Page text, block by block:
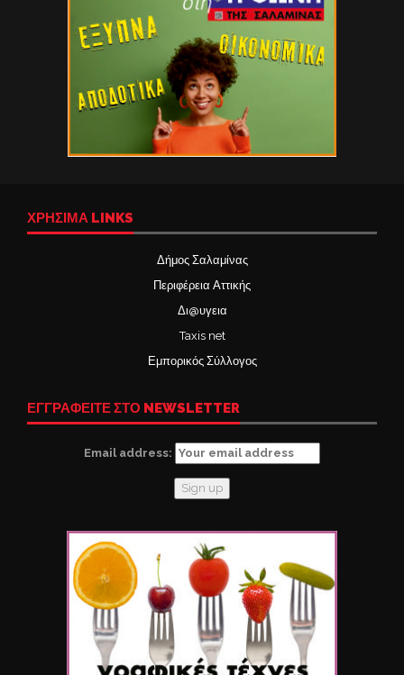
ΧΡΉΣΙΜΑ LINKS
Δήμος Σαλαμίνας
Περιφέρεια Αττικής
Δι@υγεια
Taxis net
Εμπορικός Σύλλογος
ΕΓΓΡΑΦΕΙΤΕ ΣΤΟ NEWSLETTER
Email address: